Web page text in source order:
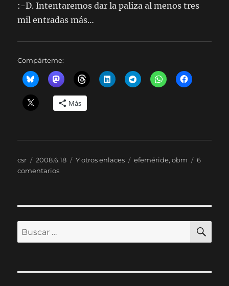
:-D. Intentaremos dar la paliza al menos tres
mil entradas más…
Compárteme:
Más
Autor
csr
Publicado
el
2008.6.18 Categorías
Y otros enlaces Etiquetas
efeméride,obm
6
comentariosen
Buscar
por: